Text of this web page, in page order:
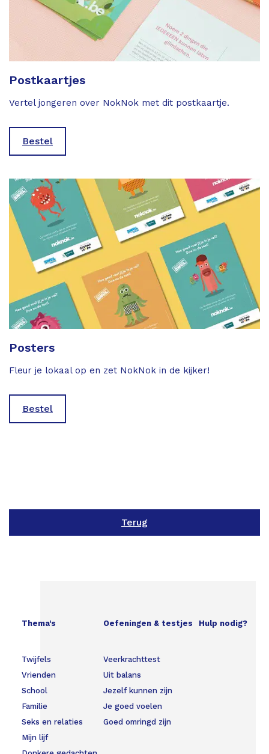
Postkaartjes
Vertel jongeren over NokNok met dit postkaartje.
Bestel
Posters
Fleur je lokaal op en zet NokNok in de kijker!
Bestel
Terug
Thema's
Twijfels
Vrienden
School
Familie
Seks en relaties
Mijn lijf
Oefeningen & testjes
Veerkrachttest
Uit balans
Jezelf kunnen zijn
Je goed voelen
Goed omringd zijn
Hulp nodig?